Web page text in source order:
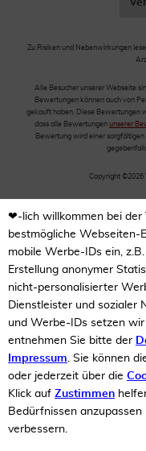
Zu Risiken und Nebenwirkungen
Alle Besucher unserer Webseite
Bewertungen können auch von
gekauft haben. Diese Bewertungen
dass alle Bewertungen unserer
Bewertung wird einer
Copyright ©2026
❤-lich willkommen bei der
bestmögliche Webseiten-
mobile Werbe-IDs ein,
Erstellung anonymer
nicht-personalisierter
Dienstleister und sozialer
und Werbe-IDs setzen
entnehmen Sie bitte der
Impressum. Sie können
oder jederzeit über die
Klick auf Zustimmen
Bedürfnissen
verbessern.